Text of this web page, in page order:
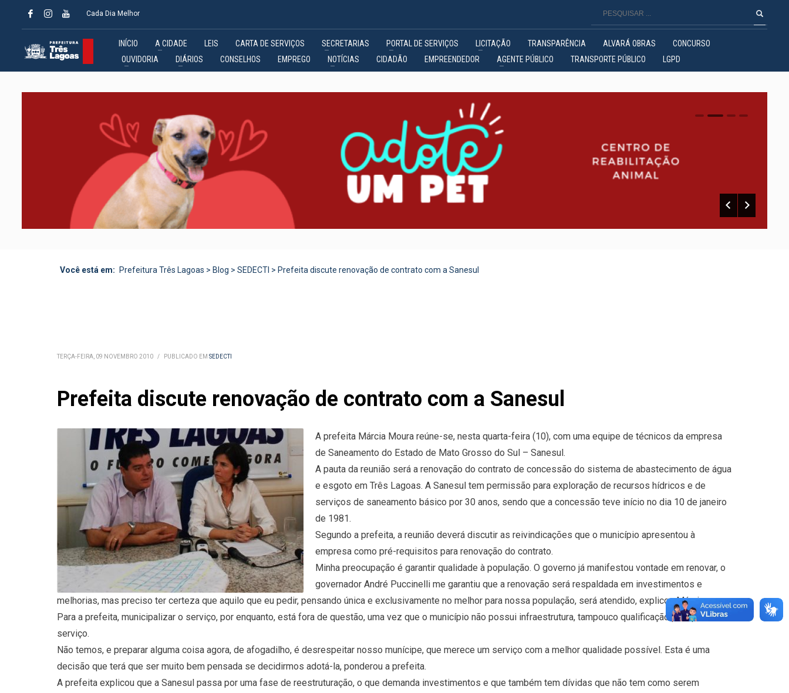
Cada Dia Melhor
INÍCIO A CIDADE LEIS CARTA DE SERVIÇOS SECRETARIAS PORTAL DE SERVIÇOS LICITAÇÃO TRANSPARÊNCIA ALVARÁ OBRAS
CONCURSO
OUVIDORIA
DIÁRIOS CONSELHOS EMPREGO NOTÍCIAS CIDADÃO EMPREENDEDOR AGENTE PÚBLICO TRANSPORTE PÚBLICO LGPD
0 1 2
Você está em: Prefeitura Três Lagoas > Blog > SEDECTI > Prefeita discute renovação de contrato com a Sanesul
TERÇA-FEIRA, 09 NOVEMBRO 2010 / PUBLICADO EM SEDECTI
Prefeita discute renovação de contrato com a Sanesul
A prefeita Márcia Moura reúne-se, nesta quarta-feira (10), com uma equipe de técnicos da empresa
de Saneamento do Estado de Mato Grosso do Sul – Sanesul.
A pauta da reunião será a renovação do contrato de concessão do sistema de abastecimento de água
e esgoto em Três Lagoas. A Sanesul tem permissão para exploração de recursos hídricos e de
serviços de saneamento básico por 30 anos, sendo que a concessão teve início no dia 10 de janeiro
de 1981.
Segundo a prefeita, a reunião deverá discutir as reivindicações que o município apresentou à
empresa como pré-requisitos para renovação do contrato.
Minha preocupação é garantir qualidade à população. O governo já manifestou vontade em renovar, o
governador André Puccinelli me garantiu que a renovação será respaldada em investimentos e
melhorias, mas preciso ter certeza que aquilo que eu pedir, pensando única e exclusivamente no melhor para nossa população, será atendido, explicou Márcia.
Para a prefeita, municipalizar o serviço, por enquanto, está fora de questão, uma vez que o município não possui infraestrutura, tampouco qualificação para prestar o
serviço.
Não temos, e preparar alguma coisa agora, de afogadilho, é desrespeitar nosso munícipe, que merece um serviço com a melhor qualidade possível. Esta é uma
decisão que terá que ser muito bem pensada se decidirmos adotá-la, ponderou a prefeita.
A prefeita explicou que a Sanesul passa por uma fase de reestruturação, o que demanda investimentos e que também tem dívidas que não tem como serem